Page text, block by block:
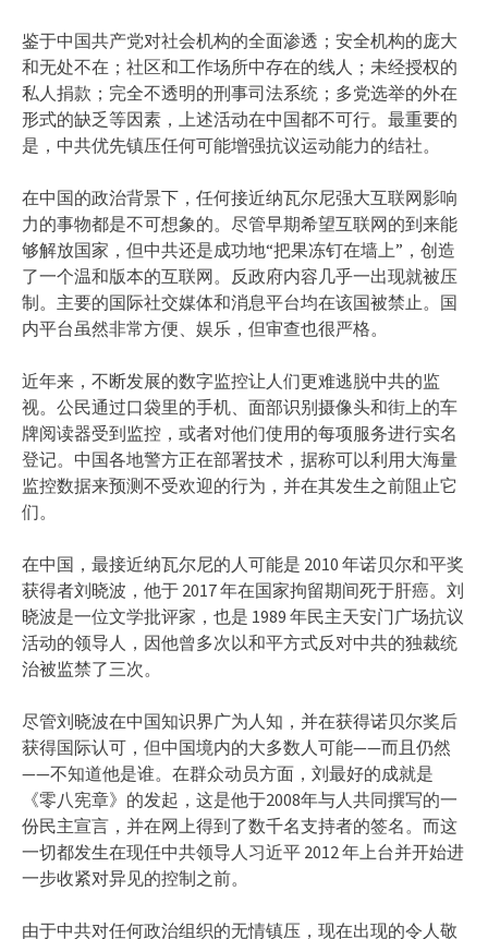
鉴于中国共产党对社会机构的全面渗透；安全机构的庞大
和无处不在；社区和工作场所中存在的线人；未经授权的
私人捐款；完全不透明的刑事司法系统；多党选举的外在
形式的缺乏等因素，上述活动在中国都不可行。最重要的
是，中共优先镇压任何可能增强抗议运动能力的结社。
在中国的政治背景下，任何接近纳瓦尔尼强大互联网影响
力的事物都是不可想象的。尽管早期希望互联网的到来能
够解放国家，但中共还是成功地“把果冻钉在墙上”，创造
了一个温和版本的互联网。反政府内容几乎一出现就被压
制。主要的国际社交媒体和消息平台均在该国被禁止。国
内平台虽然非常方便、娱乐，但审查也很严格。
近年来，不断发展的数字监控让人们更难逃脱中共的监
视。公民通过口袋里的手机、面部识别摄像头和街上的车
牌阅读器受到监控，或者对他们使用的每项服务进行实名
登记。中国各地警方正在部署技术，据称可以利用大海量
监控数据来预测不受欢迎的行为，并在其发生之前阻止它
们。
在中国，最接近纳瓦尔尼的人可能是 2010 年诺贝尔和平奖
获得者刘晓波，他于 2017 年在国家拘留期间死于肝癌。刘
晓波是一位文学批评家，也是 1989 年民主天安门广场抗议
活动的领导人，因他曾多次以和平方式反对中共的独裁统
治被监禁了三次。
尽管刘晓波在中国知识界广为人知，并在获得诺贝尔奖后
获得国际认可，但中国境内的大多数人可能——而且仍然
——不知道他是谁。在群众动员方面，刘最好的成就是
《零八宪章》的发起，这是他于2008年与人共同撰写的一
份民主宣言，并在网上得到了数千名支持者的签名。而这
一切都发生在现任中共领导人习近平 2012 年上台并开始进
一步收紧对异见的控制之前。
由于中共对任何政治组织的无情镇压，现在出现的令人敬